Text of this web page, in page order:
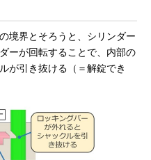
境界とそろうと、シリンダー
ーが回転することで、内部の
が引き抜ける（＝解錠でき